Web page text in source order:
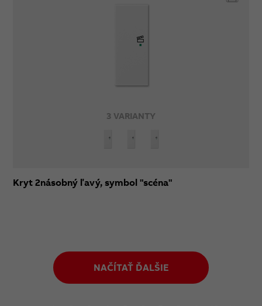
3 VARIANTY
Kryt 2násobný ľavý, symbol "scéna"
NAČÍTAŤ ĎALŠIE